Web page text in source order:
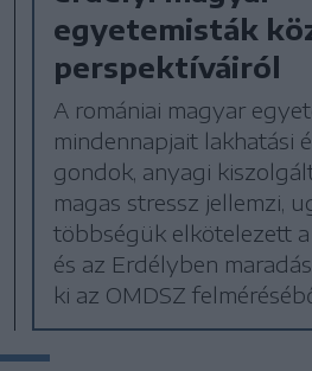
egyetemisták
perspektíváiról
A romániai magyar
mindennapjait lakhatási
gondok, anyagi
magas stressz jellemzi,
többségük elkötelezett
és az Erdélyben
ki az OMDSZ